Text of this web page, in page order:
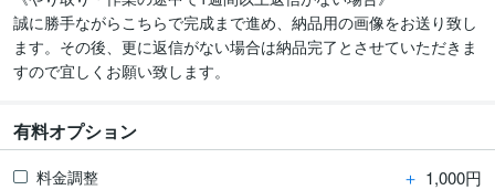
誠に勝手ながらこちらで完成まで進め、納品用の画像をお送り致し
ます。その後、更に返信がない場合は納品完了とさせていただきま
すので宜しくお願い致します。
有料オプション
料金調整 ＋ 1,000円